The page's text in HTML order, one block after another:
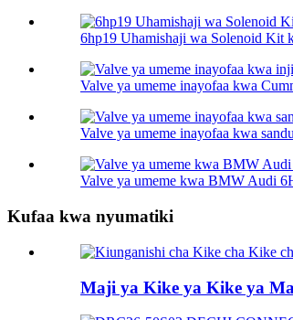
6hp19 Uhamishaji wa Solenoid
Valve ya umeme inayofaa kwa
Valve ya umeme inayofaa kwa
Valve ya umeme kwa BMW Audi
Kufaa kwa nyumatiki
Maji ya Kike ya Kike ya